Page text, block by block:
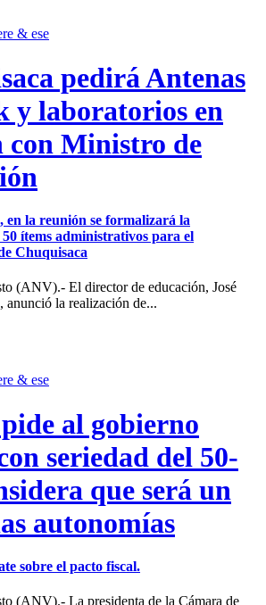
& ese
pedirá Antenas
y laboratorios en
con Ministro de
en la reunión se formalizará la
ítems administrativos para el
Chuquisaca
(ANV).- El director de educación, José
anunció la realización de...
& ese
al gobierno
seriedad del 50-
que será un
autonomías
sobre el pacto fiscal.
(ANV).- La presidenta de la Cámara de